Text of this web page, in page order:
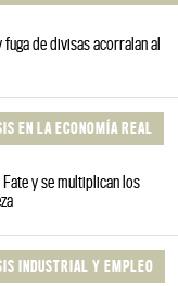
de divisas acorralan al
EN LA ECONOMÍA REAL
y se multiplican los
INDUSTRIAL Y EMPLEO